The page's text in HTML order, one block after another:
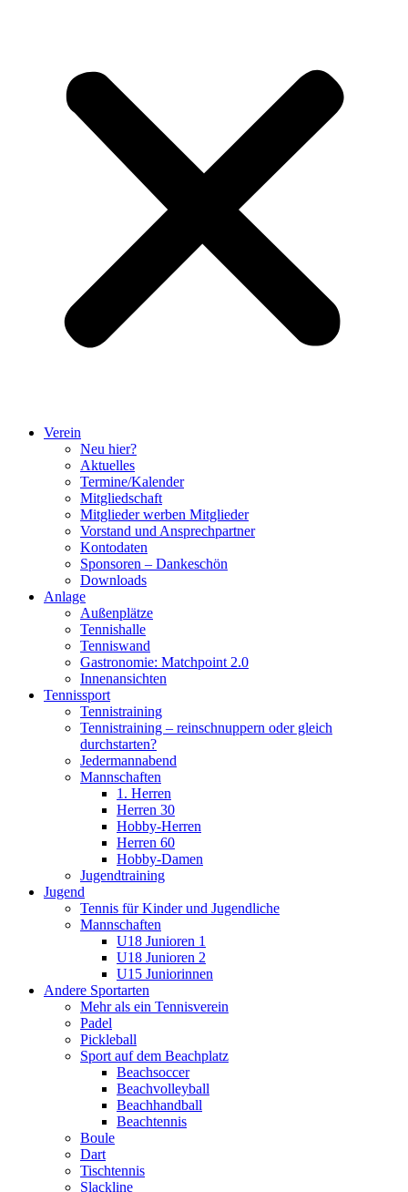
Verein
Neu hier?
Aktuelles
Termine/Kalender
Mitgliedschaft
Mitglieder werben Mitglieder
Vorstand und Ansprechpartner
Kontodaten
Sponsoren – Dankeschön
Downloads
Anlage
Außenplätze
Tennishalle
Tenniswand
Gastronomie: Matchpoint 2.0
Innenansichten
Tennissport
Tennistraining
Tennistraining – reinschnuppern oder gleich
durchstarten?
Jedermannabend
Mannschaften
1. Herren
Herren 30
Hobby-Herren
Herren 60
Hobby-Damen
Jugendtraining
Jugend
Tennis für Kinder und Jugendliche
Mannschaften
U18 Junioren 1
U18 Junioren 2
U15 Juniorinnen
Andere Sportarten
Mehr als ein Tennisverein
Padel
Pickleball
Sport auf dem Beachplatz
Beachsoccer
Beachvolleyball
Beachhandball
Beachtennis
Boule
Dart
Tischtennis
Slackline